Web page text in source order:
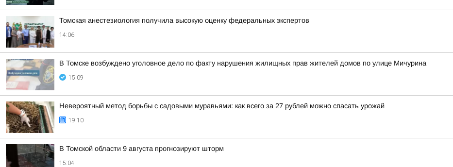
Томская анестезиология получила высокую оценку федеральных экспертов
14:06
В Томске возбуждено уголовное дело по факту нарушения жилищных прав жителей домов по улице Мичурина
15:09
Невероятный метод борьбы с садовыми муравьями: как всего за 27 рублей можно спасать урожай
19:10
В Томской области 9 августа прогнозируют шторм
15:04